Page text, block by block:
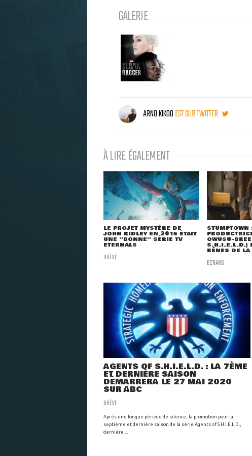
GALERIE
ARNO KIKOOEST SUR TWITTER
À LIRE ÉGALEMENT
LE PROJET MYSTÈRE DE
JOHN RIDLEY EN 2015 ÉTAIT
UNE ''BONNE'' SÉRIE TV
ETERNALS
BRÈVE
STUMPTOWN
OWUSU-
S.H.I.E.L.D.)
RÊNES DE
ECRANS
AGENTS OF S.H.I.E.L.D. : LA 7ÈME
ET DERNIÈRE SAISON
DÉMARRERA LE 27 MAI 2020
SUR ABC
BRÈVE
Après une longue période de silence, la promotion pour la
septième et dernière saison de la série Agents of S.H.I.E.L.D.,
dernière ...